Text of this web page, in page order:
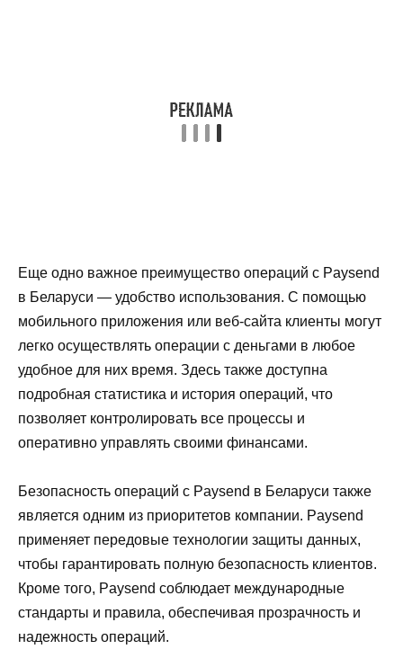
Еще одно важное преимущество операций с Paysend
в Беларуси — удобство использования. С помощью
мобильного приложения или веб-сайта клиенты могут
легко осуществлять операции с деньгами в любое
удобное для них время. Здесь также доступна
подробная статистика и история операций, что
позволяет контролировать все процессы и
оперативно управлять своими финансами.
Безопасность операций с Paysend в Беларуси также
является одним из приоритетов компании. Paysend
применяет передовые технологии защиты данных,
чтобы гарантировать полную безопасность клиентов.
Кроме того, Paysend соблюдает международные
стандарты и правила, обеспечивая прозрачность и
надежность операций.